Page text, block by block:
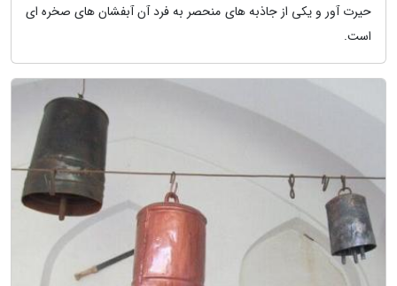
حیرت آور و یکی از جاذبه های منحصر به فرد آن آبفشان های صخره ای
است.